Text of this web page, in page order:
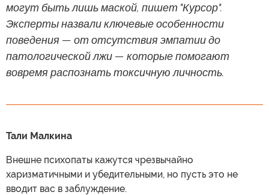
могут быть лишь маской, пишет "Курсор".
Эксперты назвали ключевые особенности
поведения — от отсутствия эмпатии до
патологической лжи — которые помогают
вовремя распознать токсичную личность.
Тали Малкина
Внешне психопаты кажутся чрезвычайно
харизматичными и убедительными, но пусть это не
вводит вас в заблуждение.